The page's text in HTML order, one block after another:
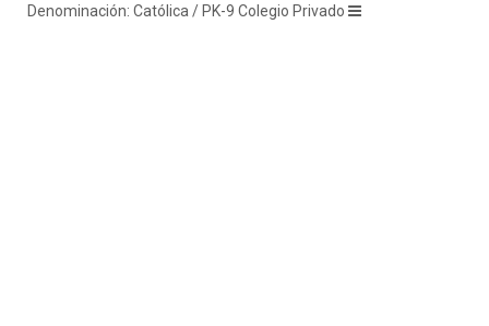
Denominación: Católica / PK-9 Colegio Privado